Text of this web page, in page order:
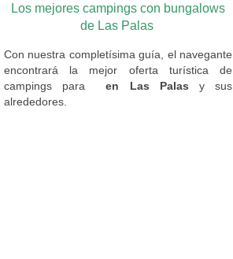
Los mejores campings con bungalows
de Las Palas
Con nuestra completísima guía, el navegante
encontrará la mejor oferta turística de
campings para en Las Palas y sus
alrededores.